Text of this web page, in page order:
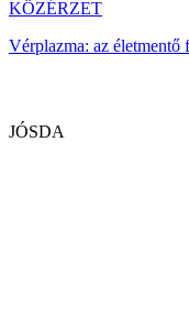
KÖZÉRZET
Vérplazma: az életmentő
JÓSDA